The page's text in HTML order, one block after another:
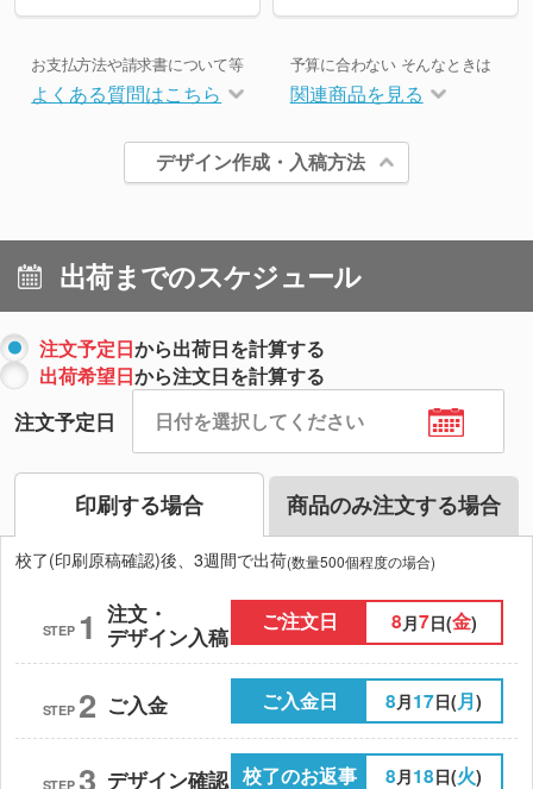
お支払方法や請求書について等
よくある質問はこちら
予算に合わない そんなときは
関連商品を見る
デザイン作成・入稿方法
出荷までのスケジュール
注文予定日から出荷日を計算する
出荷希望日から注文日を計算する
注文予定日
印刷する場合 商品のみ注文する場合
校了(印刷原稿確認)後、3週間で出荷(数量500個程度の場合)
STEP 1 注文・
デザイン入稿
ご注文日 8 月7日(金)
STEP 2 ご入金 ご入金日 8月17日(月)
STEP 3 デザイン確認 校了のお返事 8月18日(火)